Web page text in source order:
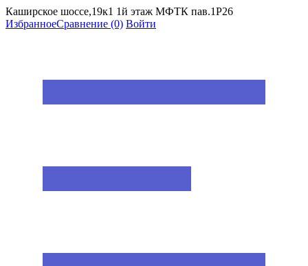
Каширское шоссе,19к1 1й этаж МФТК пав.1Р26
ИзбранноеСравнение (0) Войти